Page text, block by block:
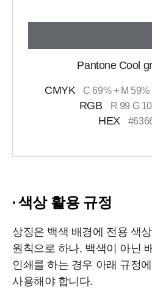
Pantone Cool
CMYK C 69% + M
RGB R 99 G
HEX
색상 활용 규정
상징은 백색 배경에 전용 색
원칙으로 하나, 백색이 아닌
인쇄를 하는 경우 아래 규정
사용해야 합니다.